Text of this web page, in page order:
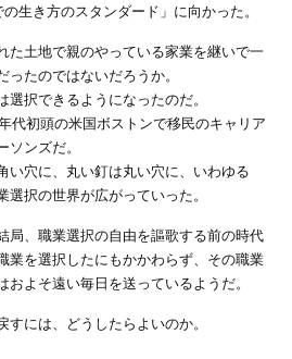
生き方のスタンダード」に向かった。
た土地で親のやっている家業を継いで一
たのではないだろうか。
択できるようになったのだ。
代初頭の米国ボストンで移民のキャリア
ンズだ。
い穴に、丸い釘は丸い穴に、いわゆる
選択の世界が広がっていった。
局、職業選択の自由を謳歌する前の時代
業を選択したにもかかわらず、その職業
よそ遠い毎日を送っているようだ。
には、どうしたらよいのか。